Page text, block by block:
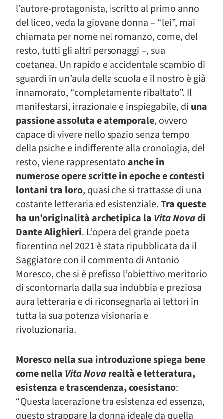
l’autore-protagonista, iscritto al primo anno
del liceo, veda la giovane donna – “lei”, mai
chiamata per nome nel romanzo, come, del
resto, tutti gli altri personaggi –, sua
coetanea. Un rapido e accidentale scambio di
sguardi in un’aula della scuola e il nostro è già
innamorato, “completamente ribaltato”. Il
manifestarsi, irrazionale e inspiegabile, di una
passione assoluta e atemporale, ovvero
capace di vivere nello spazio senza tempo
della psiche e indifferente alla cronologia, del
resto, viene rappresentatoanche in
numerose opere scritte in epoche e contesti
lontani tra loro, quasi che si trattasse di una
costante letteraria ed esistenziale.Tra queste
ha un’originalità archetipica la Vita Novadi
Dante Alighieri. L’opera del grande poeta
fiorentino nel 2021 è stata ripubblicata da il
Saggiatore con il commento di Antonio
Moresco, che si è prefisso l’obiettivo meritorio
di scontornarla dalla sua indubbia e preziosa
aura letteraria e di riconsegnarla ai lettori in
tutta la sua potenza visionaria e
rivoluzionaria.
Moresco nella sua introduzione spiega bene
come nella Vita Novarealtà e letteratura,
esistenza e trascendenza, coesistano:
“Questa lacerazione tra esistenza ed essenza,
questo strappare la donna ideale da quella